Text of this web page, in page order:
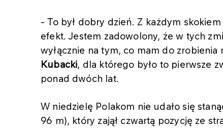
- To był dobry dzień. Z każdym
efekt. Jestem zadowolony, że w tych
wyłącznie na tym, co mam do zrobienia
Kubacki, dla którego było to pierwsze
ponad dwóch lat.
W niedzielę Polakom nie udało się
96 m), który zajął czwartą pozycję ze